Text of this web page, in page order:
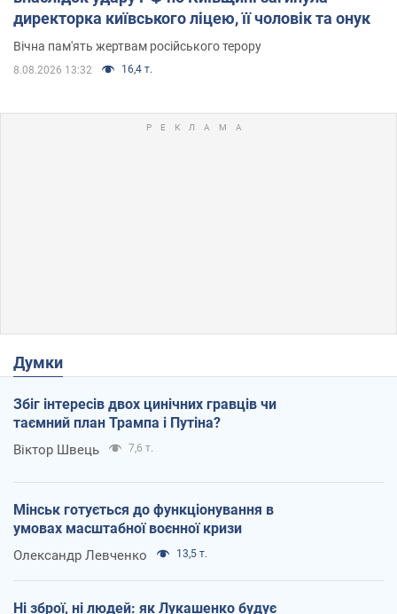
директорка київського ліцею, її чоловік та онук
Вічна пам'ять жертвам російського терору
8.08.2026 13:32 16,4 т.
Думки
Збіг інтересів двох цинічних гравців чи
таємний план Трампа і Путіна?
Віктор Швець 7,6 т.
Мінськ готується до функціонування в
умовах масштабної воєнної кризи
Олександр Левченко 13,5 т.
Ні зброї, ні людей: як Лукашенко будує